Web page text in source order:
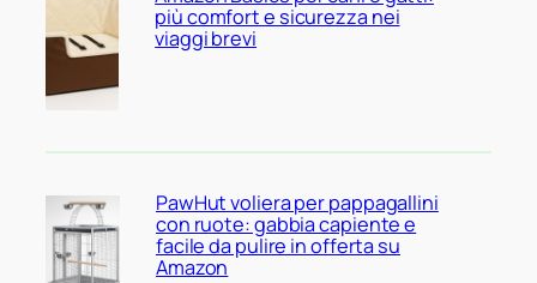
più comfort e sicurezza nei
viaggi brevi
PawHut voliera per pappagallini
con ruote: gabbia capiente e
facile da pulire in offerta su
Amazon